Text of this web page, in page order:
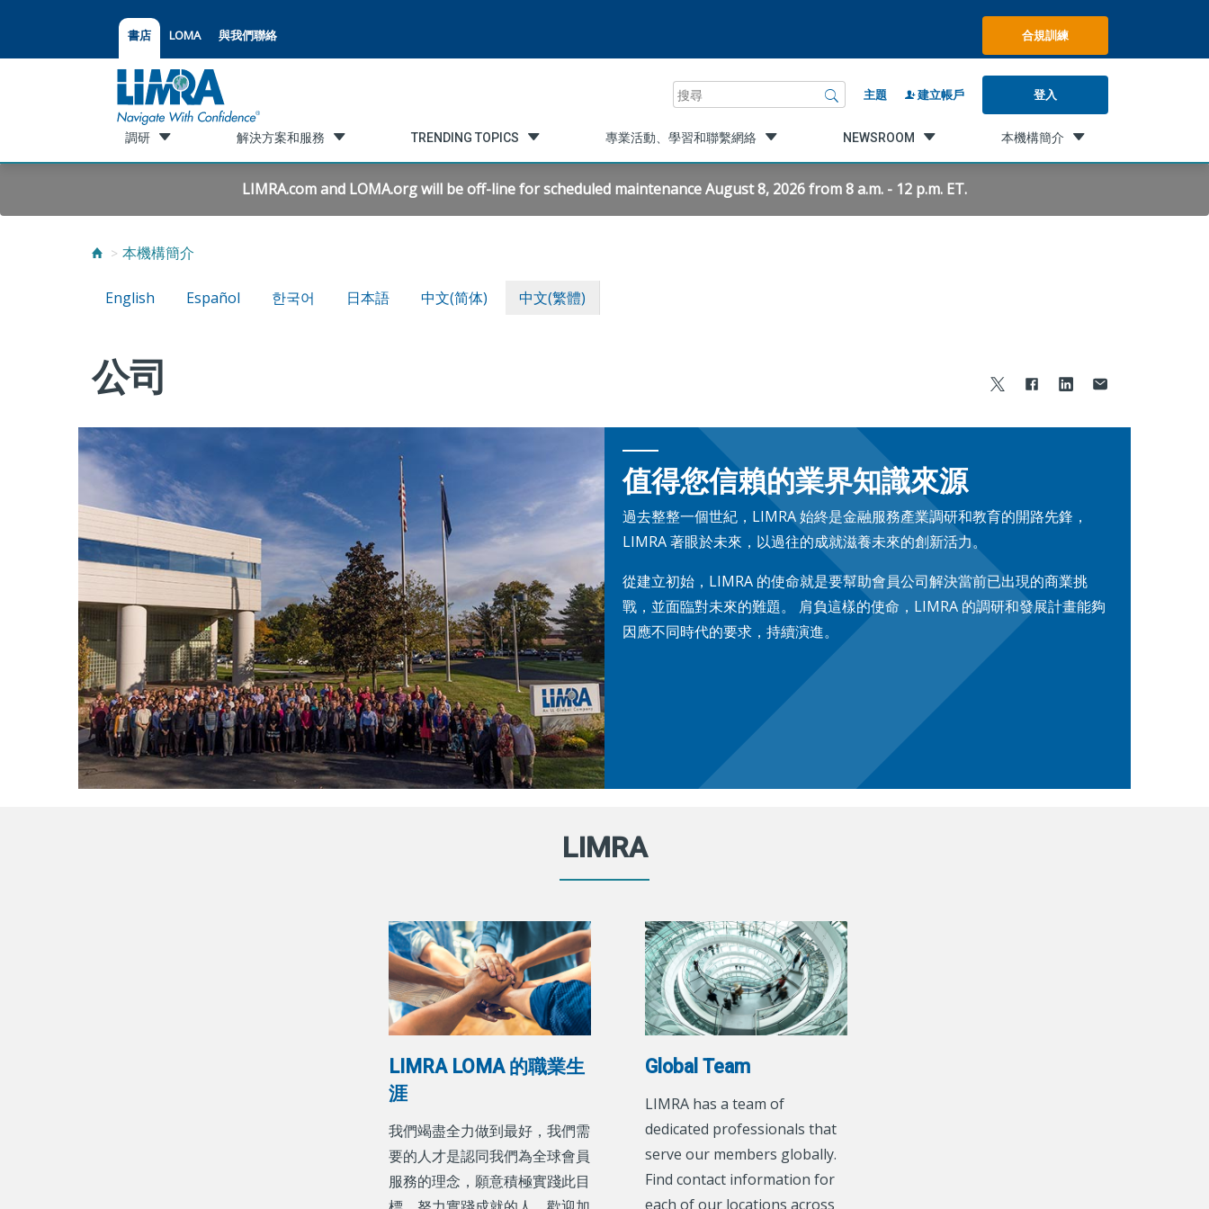
書店 LOMA 與我們聯絡 合規訓練
搜
尋
主題 建立帳戶 登入
調研 解決方案和服務 TRENDING TOPICS 專業活動、學習和聯繫網絡 NEWSROOM 本機構簡介
LIMRA.com and LOMA.org will be off-line for scheduled maintenance August 8, 2026 from 8 a.m. - 12 p.m. ET.
本機構簡介
English Español 한국어 日本語 中文(简体) 中文(繁體)
公司
值得您信賴的業界知識來源
過去整整一個世紀，LIMRA 始終是金融服務產業調研和教育的開路先鋒，
LIMRA 著眼於未來，以過往的成就滋養未來的創新活力。
從建立初始，LIMRA 的使命就是要幫助會員公司解決當前已出現的商業挑
戰，並面臨對未來的難題。 肩負這樣的使命，LIMRA 的調研和發展計畫能夠
因應不同時代的要求，持續演進。
LIMRA
LIMRA LOMA 的職業生
涯
我們竭盡全力做到最好，我們需
要的人才是認同我們為全球會員
服務的理念，願意積極實踐此目
Global Team
LIMRA has a team of
dedicated professionals that
serve our members globally.
Find contact information for
each of our locations across